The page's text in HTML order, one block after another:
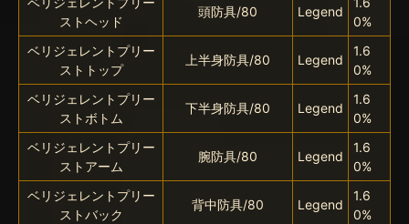
ストヘッド
頭防具/80 Legend
0%
ベリジェレントプリー
ストトップ
上半身防具/80 Legend
1.6
0%
ベリジェレントプリー
ストボトム
下半身防具/80 Legend
1.6
0%
ベリジェレントプリー
ストアーム
腕防具/80 Legend
1.6
0%
ベリジェレントプリー
ストバック
背中防具/80 Legend
1.6
0%